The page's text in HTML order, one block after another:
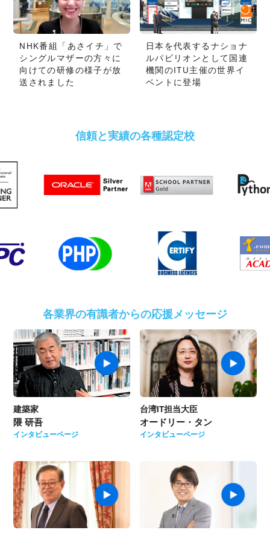
NHK番組「あさイチ」で
シングルマザーの方々に
向けての研修の様子が放
送されました
日本を代表するナショナ
ルパビリオンとして国連
機関のITU主催の世界イ
ベントに登場
信頼と実績の各種認定校
各業界の有識者からの応援メッセージ
建築家
隈 研吾
インタビューページ
台湾IT担当大臣
オードリー・タン
インタビューページ